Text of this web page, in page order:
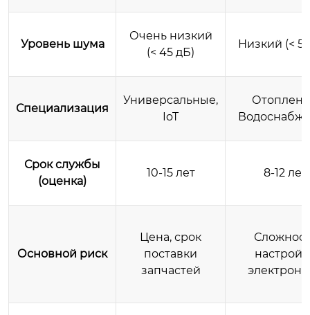
Уровень шума
Очень низкий
(< 45 дБ)
Низкий (<
Специализация
Универсальные,
IoT
Срок службы
(оценка)
10-15 лет 8-12 лет
Основной риск
Цена, срок
поставки
запчастей